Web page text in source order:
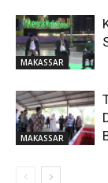
MAKASSAR
MAKASSAR